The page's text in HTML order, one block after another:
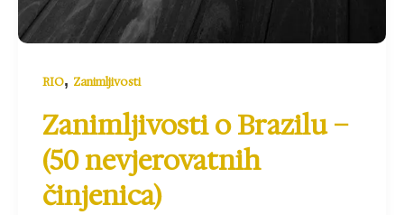
RIO, Zanimljivosti
Zanimljivosti o Brazilu –
(50 nevjerovatnih
činjenica)